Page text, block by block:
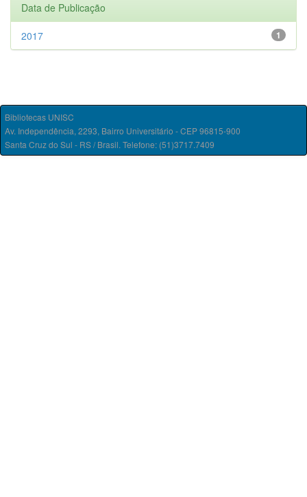
Data de Publicação
1
2017
Bibliotecas UNISC
Av. Independência, 2293, Bairro Universitário - CEP 96815-900
Santa Cruz do Sul - RS / Brasil. Telefone: (51)3717.7409